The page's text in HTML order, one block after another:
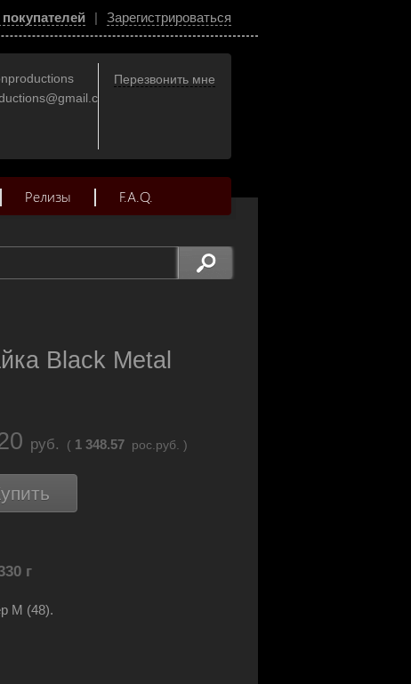
| Зарегистрироваться
Перезвонить мне
Релизы F.A.Q.
Black Metal
руб. ( 1 348.57 рос.руб. )
г
M (48).